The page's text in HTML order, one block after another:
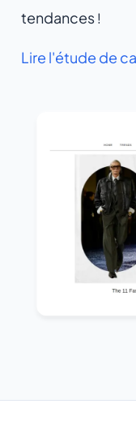
tendances!
Lire l'étude de